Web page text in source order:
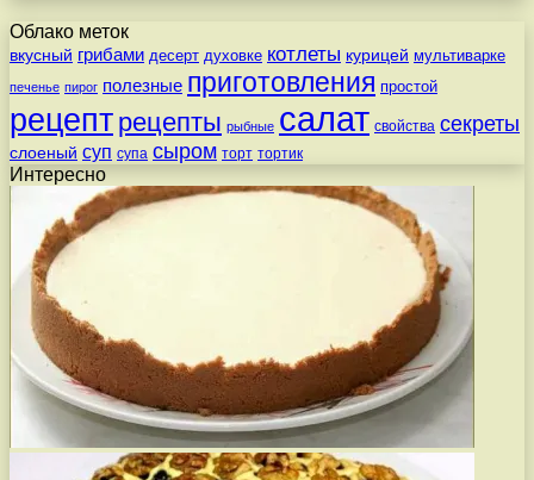
Облако меток
вкусный грибами десерт духовке котлеты курицей мультиварке
печенье пирог полезные приготовления простой
рецепт рецепты рыбные салат свойства секреты
слоеный суп супа сыром торт тортик
Интересно